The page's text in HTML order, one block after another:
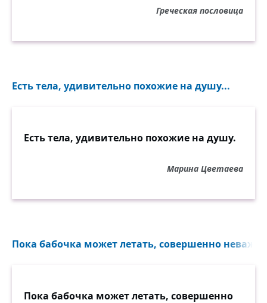
Греческая пословица
Есть тела, удивительно похожие на душу...
Есть тела, удивительно похожие на душу.
Марина Цветаева
Пока бабочка может летать, совершенно
Пока бабочка может летать, совершенно